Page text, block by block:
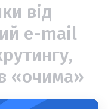
від
e-mail
«очима»